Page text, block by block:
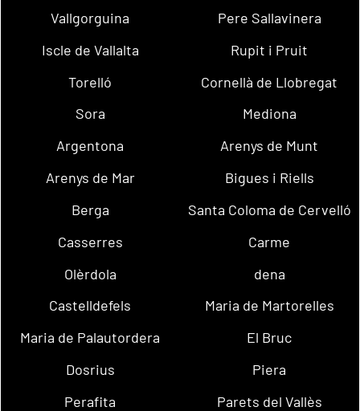
Vallgorguina
Pere Sallavinera
Iscle de Vallalta
Rupit i Pruit
Torelló
Cornellà de Llobregat
Sora
Mediona
Argentona
Arenys de Munt
Arenys de Mar
Bigues i Riells
Berga
Santa Coloma de Cervelló
Casserres
Carme
Olèrdola
dena
Castelldefels
Maria de Martorelles
Maria de Palautordera
El Bruc
Dosrius
Piera
Perafita
Parets del Vallès